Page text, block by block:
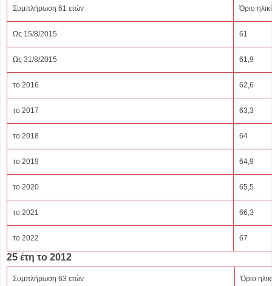
Συμπλήρωση 61 ετών Όριο
Ως 15/8/2015 61
Ως 31/8/2015 61,9
το 2016 62,6
το 2017 63,3
το 2018 64
το 2019 64,9
το 2020 65,5
το 2021 66,3
το 2022 67
25 έτη το 2012
Συμπλήρωση 63 ετών Όριο